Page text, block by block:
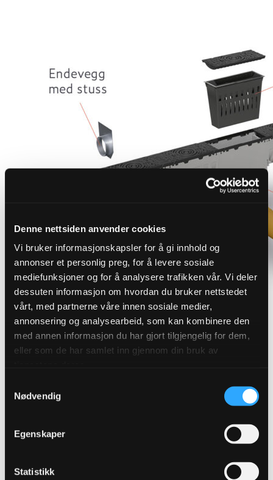
Denne nettsiden anvender cookies
Vi bruker informasjonskapsler for å gi innhold og
annonser et personlig preg, for å levere sosiale
mediefunksjoner og for å analysere trafikken vår. Vi deler
dessuten informasjon om hvordan du bruker nettstedet
vårt, med partnerne våre innen sosiale medier,
annonsering og analysearbeid, som kan kombinere den
med annen informasjon du har gjort tilgjengelig for dem,
eller som de har samlet inn gjennom din bruk av
Nødvendig
Egenskaper
Statistikk
Finn riktig overvannsløsning for
Robuste løsninger som sikrer effektiv avledning og
blågrønn og konvensjonell overvannshåndtering.
Se alle overvannsløsninger